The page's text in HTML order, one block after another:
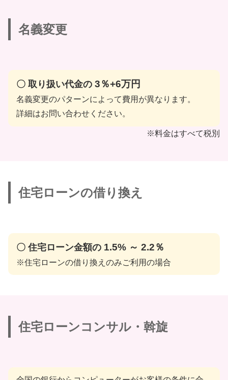
名義変更
〇 取り扱い代金の3％+6万円
名義変更のパターンによって費用が異なります。
詳細はお問い合わせください。
※料金はすべて税別
住宅ローンの借り換え
〇 住宅ローン金額の 1.5% ～ 2.2％
※住宅ローンの借り換えのみご利用の場合
住宅ローンコンサル・斡旋